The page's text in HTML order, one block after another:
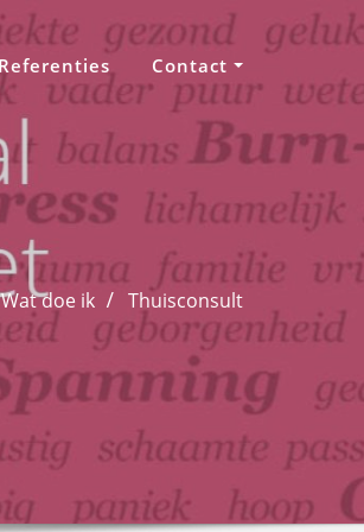
Referenties Contact
Wat doe ik Thuisconsult